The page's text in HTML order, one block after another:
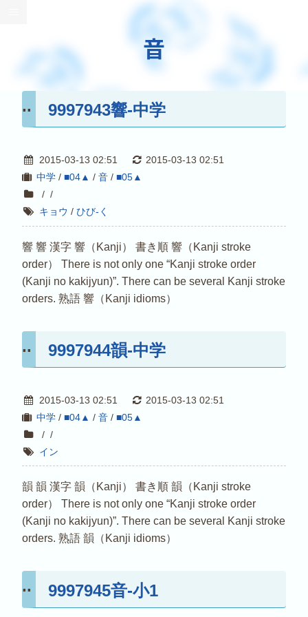
音
9997943響-中学
2015-03-13 02:51
2015-03-13 02:51
中学/ ■04▲ / 音/ ■05▲
/ /
キョウ /ひび-く
響 響 漢字 響（Kanji） 書き順 響（Kanji stroke
order） There is not only one “Kanji stroke order
(Kanji no kakijyun)”. There can be several Kanji stroke
orders. 熟語 響（Kanji idioms）
9997944韻-中学
2015-03-13 02:51
2015-03-13 02:51
中学/ ■04▲ / 音/ ■05▲
/ /
イン
韻 韻 漢字 韻（Kanji） 書き順 韻（Kanji stroke
order） There is not only one “Kanji stroke order
(Kanji no kakijyun)”. There can be several Kanji stroke
orders. 熟語 韻（Kanji idioms）
9997945音-小1